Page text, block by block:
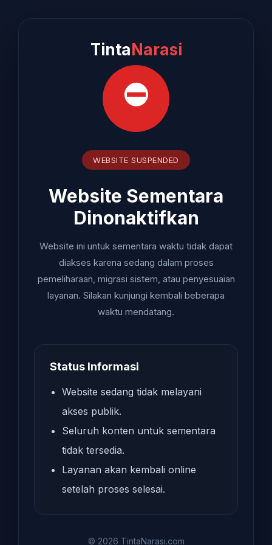
TintaNarasi
⛔
WEBSITE SUSPENDED
Website Sementara
Dinonaktifkan
Website ini untuk sementara waktu tidak dapat
diakses karena sedang dalam proses
pemeliharaan, migrasi sistem, atau penyesuaian
layanan. Silakan kunjungi kembali beberapa
waktu mendatang.
Status Informasi
Website sedang tidak melayani
akses publik.
Seluruh konten untuk sementara
tidak tersedia.
Layanan akan kembali online
setelah proses selesai.
© 2026 TintaNarasi.com